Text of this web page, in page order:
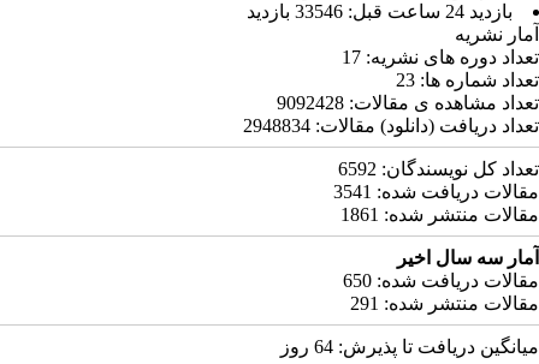
بازديد 24 ساعت قبل: 33546 بازدید
نشریه
دوره های نشریه: 17
شماره ها: 23
مشاهده ی مقالات: 9092428
دریافت (دانلود) مقالات: 2948834
کل نویسندگان: 6592
دریافت شده: 3541
منتشر شده: 1861
سه سال اخیر
دریافت شده: 650
منتشر شده: 291
دریافت تا پذیرش: 64روز